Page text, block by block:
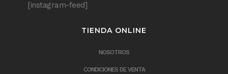
[instagram-feed]
TIENDA ONLINE
NOSOTROS
CONDICIONES DE VENTA